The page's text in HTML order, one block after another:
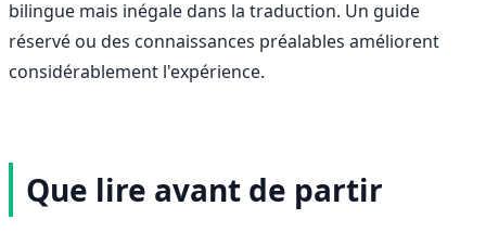
bilingue mais inégale dans la traduction. Un guide
réservé ou des connaissances préalables améliorent
considérablement l'expérience.
Que lire avant de partir